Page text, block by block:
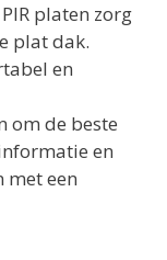
platen zorg
plat dak.
en
om de beste
en
een